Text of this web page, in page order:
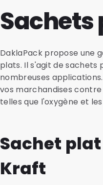
Sachets
DaklaPack propose une
plats. Il s'agit de sachets
nombreuses
vos marchandises
telles que l'oxygène et
Sachet
Kraft